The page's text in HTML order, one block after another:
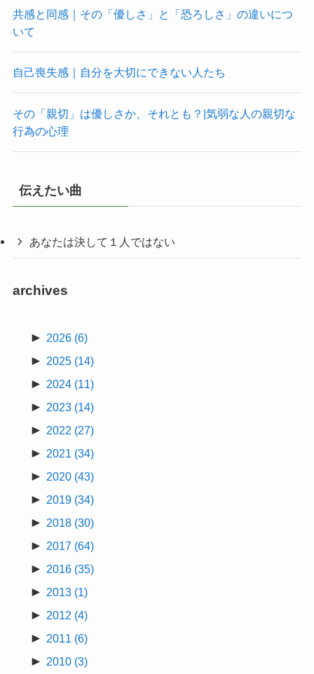
共感と同感｜その「優しさ」と「恐ろしさ」の違いにつ
いて
自己喪失感｜自分を大切にできない人たち
その「親切」は優しさか、それとも？|気弱な人の親切な
行為の心理
伝えたい曲
あなたは決して１人ではない
archives
► 2026 (6)
► 2025 (14)
► 2024 (11)
► 2023 (14)
► 2022 (27)
► 2021 (34)
► 2020 (43)
► 2019 (34)
► 2018 (30)
► 2017 (64)
► 2016 (35)
► 2013 (1)
► 2012 (4)
► 2011 (6)
► 2010 (3)